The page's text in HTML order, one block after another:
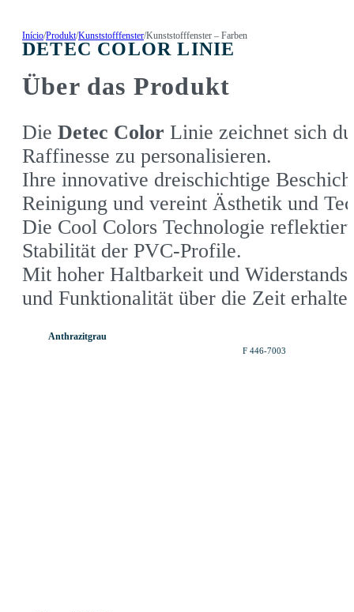
Início/Produkt/Kunststofffenster/Kunststofffenster – Farben
DETEC COLOR LINIE
Über das Produkt
Die Detec Color Linie zeichnet sich
Raffinesse zu personalisieren.
Ihre innovative dreischichtige
Reinigung und vereint Ästhetik und
Die Cool Colors Technologie
Stabilität der PVC-Profile.
Mit hoher Haltbarkeit und
und Funktionalität über die Zeit
Anthrazitgrau
F 446-7003